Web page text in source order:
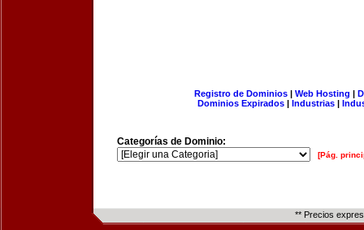
Registro de Dominios| Web Hosting |
Dominios Expirados | Industrias |
Categorías de Dominio:
[Pág.
** Precios